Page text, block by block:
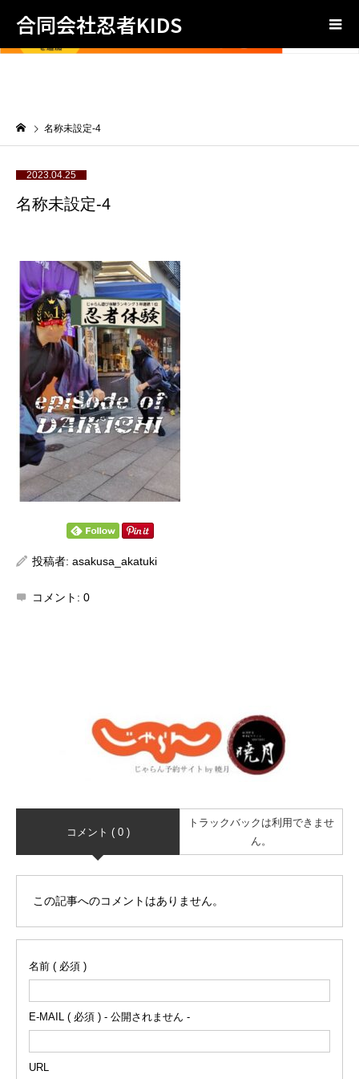
合同会社忍者KIDS
名称未設定-4
2023.04.25
名称未設定-4
投稿者: asakusa_akatuki
コメント: 0
コメント ( 0 )
トラックバックは利用できませ
ん。
この記事へのコメントはありません。
名前 ( 必須 )
E-MAIL ( 必須 ) - 公開されません -
URL